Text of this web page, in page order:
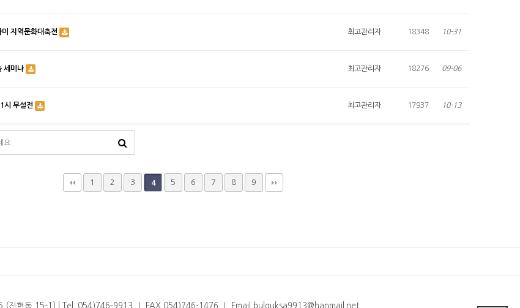
지역문화대축전 최고관리자 18348 10-31
세미나 최고관리자 18276 09-06
시 무설전 최고관리자 17937 10-13
1 2 3 4 5 6 7 8 9
(진현동 15-1) l Tel. 054)746-9913 ㅣ FAX 054)746-1476 ㅣ Email bulguksa9913@hanmail.net